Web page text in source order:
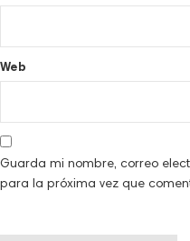
Web
Guarda mi nombre, correo
para la próxima vez que